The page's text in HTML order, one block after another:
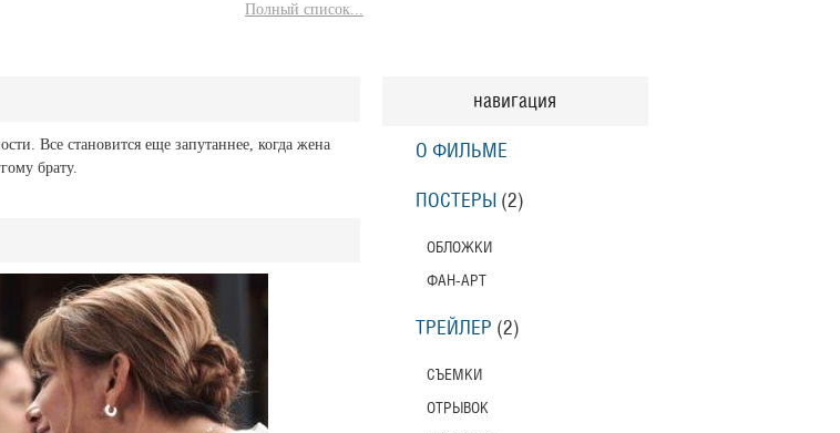
Полный список...
Все становится еще запутаннее, когда жена
брату.
навигация
О ФИЛЬМЕ
ПОСТЕРЫ (2)
ОБЛОЖКИ
ФАН-АРТ
ТРЕЙЛЕР (2)
СЪЕМКИ
ОТРЫВОК